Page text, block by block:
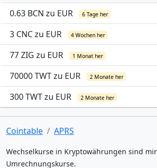
0.63 BCN zu EUR 6 Tage her
3 CNC zu EUR 4 Wochen her
77 ZIG zu EUR 1 Monat her
70000 TWT zu EUR 2 Monate her
300 TWT zu EUR 2 Monate her
Cointable APRS
Wechselkurse in Kryptowährungen sind
Umrechnungskurse.